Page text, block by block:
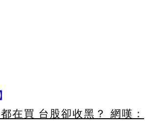
在買 台股卻收黑？ 網嘆：